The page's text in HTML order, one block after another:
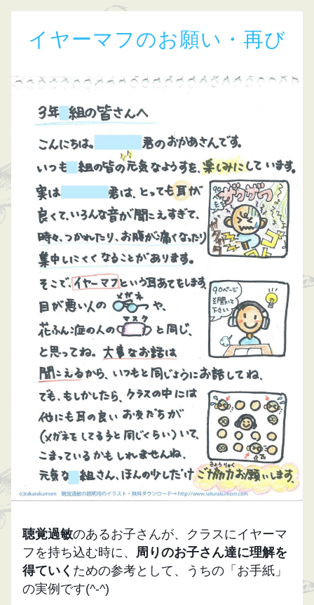
イヤーマフのお願い・再び
聴覚過敏のあるお子さんが、クラスにイヤーマ
フを持ち込む時に、 周りのお子さん達に理解を
得ていく ための参考と して、うちの「お手紙」
の実例です(^-^)